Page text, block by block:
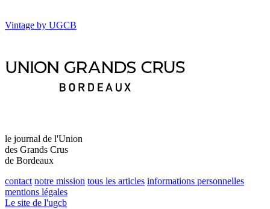
Vintage by UGCB
le journal de l'Union
des Grands Crus
de Bordeaux
contact notre mission tous les articles informations personnelles
mentions légales
Le site de l'ugcb